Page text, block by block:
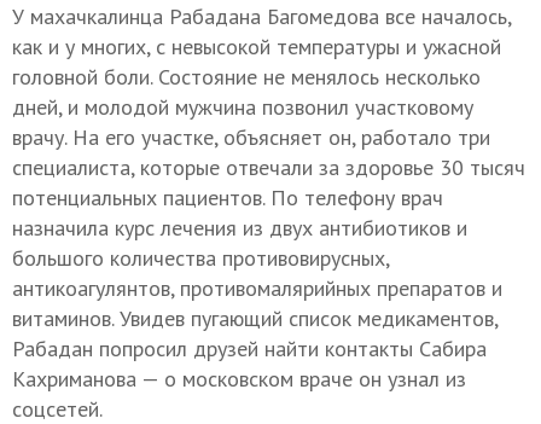
У махачкалинца Рабадана Багомедова все началось,
как и у многих, с невысокой температуры и ужасной
головной боли. Состояние не менялось несколько
дней, и молодой мужчина позвонил участковому
врачу. На его участке, объясняет он, работало три
специалиста, которые отвечали за здоровье 30 тысяч
потенциальных пациентов. По телефону врач
назначила курс лечения из двух антибиотиков и
большого количества противовирусных,
антикоагулянтов, противомалярийных препаратов и
витаминов. Увидев пугающий список медикаментов,
Рабадан попросил друзей найти контакты Сабира
Кахриманова — о московском враче он узнал из
соцсетей.